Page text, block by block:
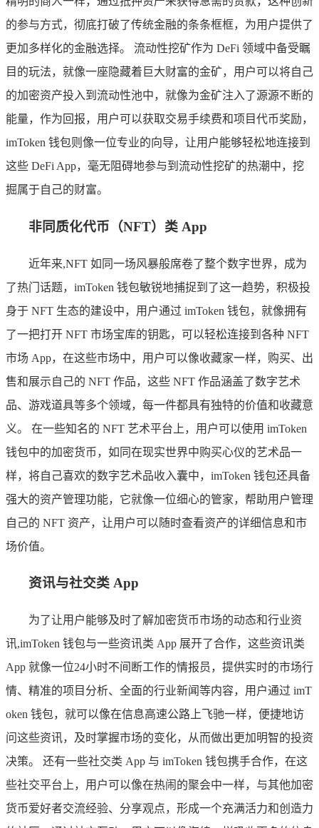
的参与方式，彻底打破了传统金融的条条框框，为用户提供了
更加多样化的金融选择。 流动性挖矿作为 DeFi 领域中备受瞩
目的玩法，就像一座隐藏着巨大财富的金矿，用户可以将自己
的加密资产投入到流动性池中，就像为金矿注入了源源不断的
能量，作为回报，用户可以获取交易手续费和项目代币奖励，
imToken 钱包则像一位专业的向导，让用户能够轻松地连接到
这些 DeFi App，毫无阻碍地参与到流动性挖矿的热潮中，挖
掘属于自己的财富。
非同质化代币（NFT）类 App
近年来,NFT 如同一场风暴般席卷了整个数字世界，成为
了热门话题，imToken 钱包敏锐地捕捉到了这一趋势，积极投
身于 NFT 生态的建设中，用户通过 imToken 钱包，就像拥有
了一把打开 NFT 市场宝库的钥匙，可以轻松连接到各种 NFT
市场 App，在这些市场中，用户可以像收藏家一样，购买、出
售和展示自己的 NFT 作品，这些 NFT 作品涵盖了数字艺术
品、游戏道具等多个领域，每一件都具有独特的价值和收藏意
义。 在一些知名的 NFT 艺术平台上，用户可以使用 imToken
钱包中的加密货币，如同在现实世界中购买心仪的艺术品一
样，将自己喜欢的数字艺术品收入囊中，imToken 钱包还具备
强大的资产管理功能，它就像一位细心的管家，帮助用户管理
自己的 NFT 资产，让用户可以随时查看资产的详细信息和市
场价值。
资讯与社交类 App
为了让用户能够及时了解加密货币市场的动态和行业资
讯,imToken 钱包与一些资讯类 App 展开了合作，这些资讯类
App 就像一位24小时不间断工作的情报员，提供实时的市场行
情、精准的项目分析、全面的行业新闻等内容，用户通过 imT
oken 钱包，就可以像在信息高速公路上飞驰一样，便捷地访
问这些资讯，及时掌握市场的变化，从而做出更加明智的投资
决策。 还有一些社交类 App 与 imToken 钱包携手合作，在这
些社交平台上，用户可以像在热闹的聚会中一样，与其他加密
货币爱好者交流经验、分享观点，形成一个充满活力和创造力